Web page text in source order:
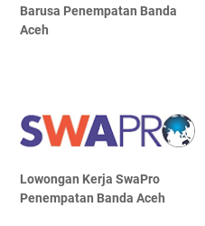
Barusa Penempatan Banda
Aceh
Lowongan Kerja SwaPro
Penempatan Banda Aceh